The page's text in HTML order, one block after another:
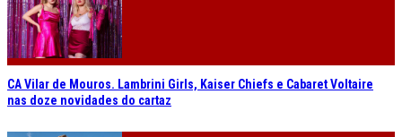
CA Vilar de Mouros. Lambrini Girls, Kaiser Chiefs e Cabaret Voltaire
nas doze novidades do cartaz